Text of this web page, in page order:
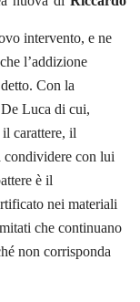
intervento, e ne
l’addizione
Con la
Luca di cui,
carattere, il
condividere con lui
è il
nei materiali
che continuano
non corrisponda